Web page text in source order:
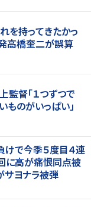
を持ってきたかっ
高橋奎二が誤算
監督「１つずつで
ものがいっぱい」
で今季５度目４連
高が痛恨同点被
ヨナラ被弾